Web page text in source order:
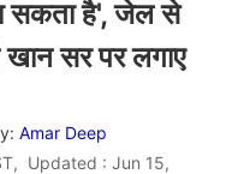
सकता है', जेल से
सर पर लगाए
Amar Deep
Updated : Jun 15,